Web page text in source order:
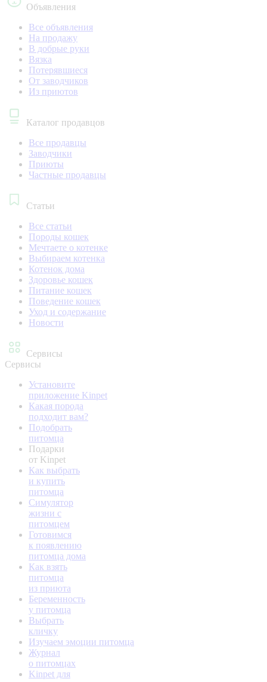
Объявления
Все объявления
На продажу
В добрые руки
Вязка
Потерявшиеся
От заводчиков
Из приютов
Каталог продавцов
Все продавцы
Заводчики
Приюты
Частные продавцы
Статьи
Все статьи
Породы кошек
Мечтаете о котенке
Выбираем котенка
Котенок дома
Здоровье кошек
Питание кошек
Поведение кошек
Уход и содержание
Новости
Сервисы
Сервисы
Установите
приложение Kinpet
Какая порода
подходит вам?
Подобрать
питомца
Подарки
от Kinpet
Как выбрать
и купить
питомца
Симулятор
жизни с
питомцем
Готовимся
к появлению
питомца дома
Как взять
питомца
из приюта
Беременность
у питомца
Выбрать
кличку
Изучаем эмоции питомца
Журнал
о питомцах
Kinpet для